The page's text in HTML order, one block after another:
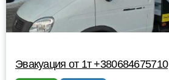
Эвакуация от 1т +380684675710